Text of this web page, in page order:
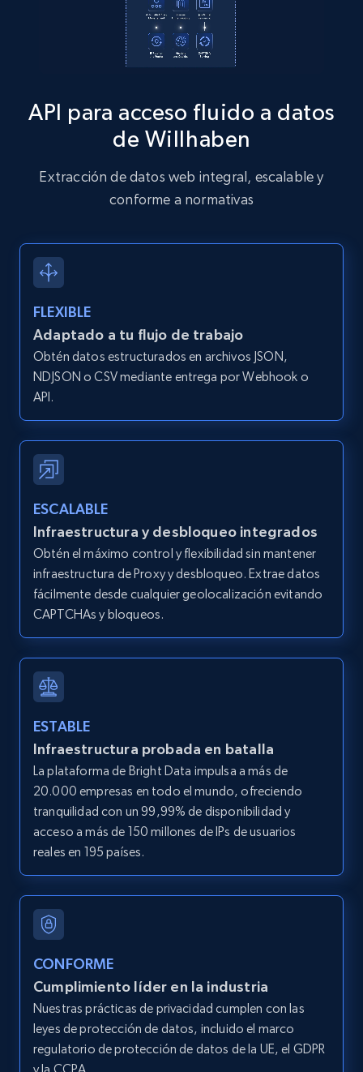
Zillow properties listing information
IsListingClaimedByCurrentSignedInUser,
IsCurrentSignedInAgentResponsible, Bedrooms,
1.3K+ Prueba gratuita
Zillow properties listing information -
type and status
Zpid, City, State, HomeStatus, Address,
IsListingClaimedByCurrentSignedInUser,
IsCurrentSignedInAgentResponsible, Bedrooms,
and more.
Zillow properties listing information -
Search by parameters on zillow and use the
direct link as input
Zpid, City, State, HomeStatus, Address,
IsListingClaimedByCurrentSignedInUser,
IsCurrentSignedInAgentResponsible, Bedrooms,
and more.
12K+
LinkedIn posts
URL, ID, User id, Use url, Title, Headline, Post
text, Date posted, and more.
11.3K+
LinkedIn posts - Discover user's articles by
URL
URL, ID, User id, Use url, Title, Headline, Post
text, Date posted, and more.
11.3K+ 1.5K+ Prueba gratuita
API para acceso fluido a datos
de Willhaben
Extracción de datos web integral, escalable y
conforme a normativas
FLEXIBLE
Adaptado a tu flujo de trabajo
Obtén datos estructurados en archivos JSON,
NDJSON o CSV mediante entrega por Webhook o
API.
ESCALABLE
Infraestructura y desbloqueo integrados
Obtén el máximo control y flexibilidad sin mantener
infraestructura de Proxy y desbloqueo. Extrae datos
fácilmente desde cualquier geolocalización evitando
CAPTCHAs y bloqueos.
ESTABLE
Infraestructura probada en batalla
La plataforma de Bright Data impulsa a más de
20.000 empresas en todo el mundo, ofreciendo
tranquilidad con un 99,99% de disponibilidad y
acceso a más de 150 millones de IPs de usuarios
reales en 195 países.
CONFORME
Cumplimiento líder en la industria
Nuestras prácticas de privacidad cumplen con las
leyes de protección de datos, incluido el marco
regulatorio de protección de datos de la UE, el GDPR